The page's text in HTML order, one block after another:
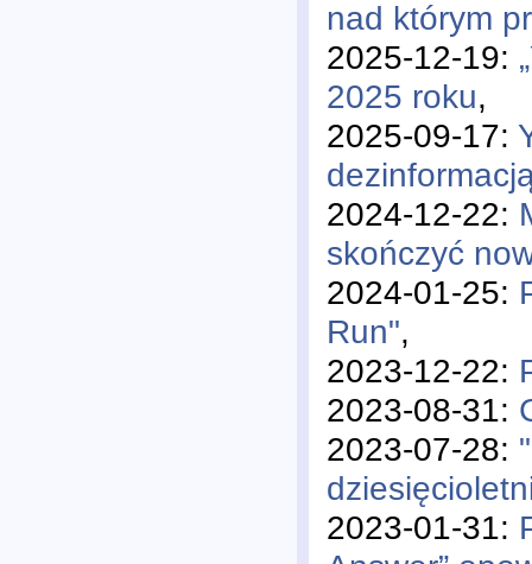
nad którym
2025-12-19:
2025 roku,
2025-09-17:
2024-12-22:
skończyć
2024-01-25:
Run",
2023-12-22:
2023-08-31:
2023-07-28:
2023-01-31: